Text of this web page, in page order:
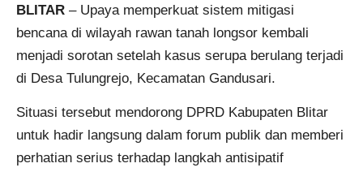
BLITAR – Upaya memperkuat sistem mitigasi
bencana di wilayah rawan tanah longsor kembali
menjadi sorotan setelah kasus serupa berulang terjadi
di Desa Tulungrejo, Kecamatan Gandusari.
Situasi tersebut mendorong DPRD Kabupaten Blitar
untuk hadir langsung dalam forum publik dan memberi
perhatian serius terhadap langkah antisipatif